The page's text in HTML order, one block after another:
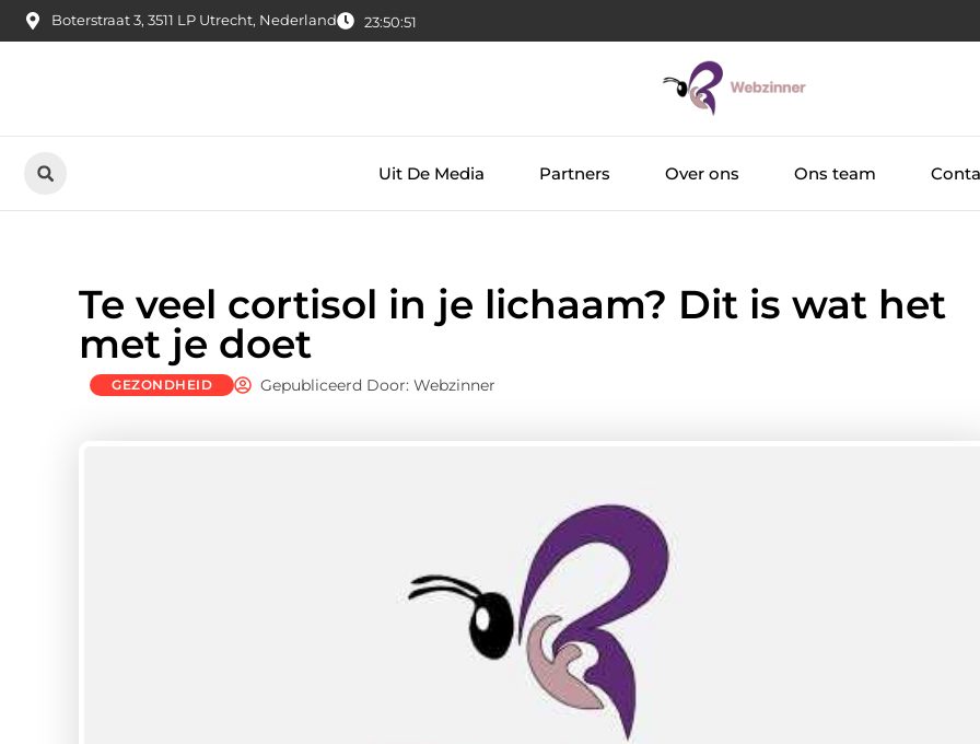
Boterstraat 3, 3511 LP Utrecht, Nederland 23:50:52
Uit De Media Partners Over ons Ons team
Te veel cortisol in je lichaam? Dit is wat het
met je doet
GEZONDHEID Gepubliceerd Door: Webzinner